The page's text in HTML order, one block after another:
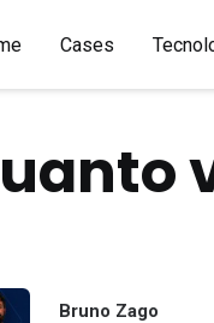
Cases
Bruno Zago